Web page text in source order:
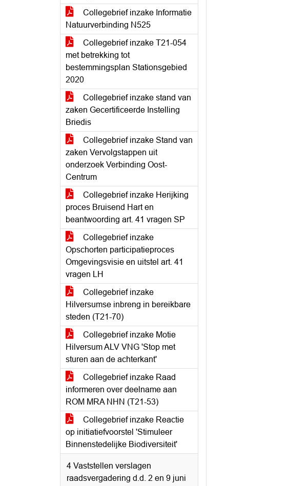
Collegebrief inzake Informatie
Natuurverbinding N525
Collegebrief inzake T21-054
met betrekking tot
bestemmingsplan Stationsgebied
2020
Collegebrief inzake stand van
zaken Gecertificeerde Instelling
Briedis
Collegebrief inzake Stand van
zaken Vervolgstappen uit
onderzoek Verbinding Oost-
Centrum
Collegebrief inzake Herijking
proces Bruisend Hart en
beantwoording art. 41 vragen SP
Collegebrief inzake
Opschorten participatieproces
Omgevingsvisie en uitstel art. 41
vragen LH
Collegebrief inzake
Hilversumse inbreng in bereikbare
steden (T21-70)
Collegebrief inzake Motie
Hilversum ALV VNG 'Stop met
sturen aan de achterkant'
Collegebrief inzake Raad
informeren over deelname aan
ROM MRA NHN (T21-53)
Collegebrief inzake Reactie
op initiatiefvoorstel 'Stimuleer
Binnenstedelijke Biodiversiteit'
4 Vaststellen verslagen
raadsvergadering d.d. 2 en 9 juni